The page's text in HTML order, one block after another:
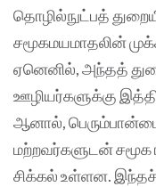
தொழில்நுட்பத்
சமூகமயமாதலின்
ஏனெனில், அந்தத்
ஊழியர்களுக்கு
ஆனால்,
மற்றவர்களுடன் சமூக
சிக்கல் உள்ளன. இந்தச்